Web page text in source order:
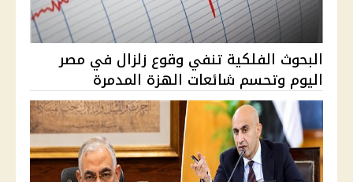
البحوث الفلكية تنفي وقوع زلزال في مصر
اليوم وتحسم شائعات الهزة المدمرة